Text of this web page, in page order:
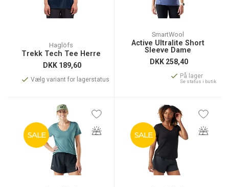
Haglöfs
Trekk Tech Tee Herre
DKK 189,60
Vælg variant for lagerstatus
SmartWool
Active Ultralite Short
Sleeve Dame
DKK 258,40
På lager
Se status i butik
SALE SALE